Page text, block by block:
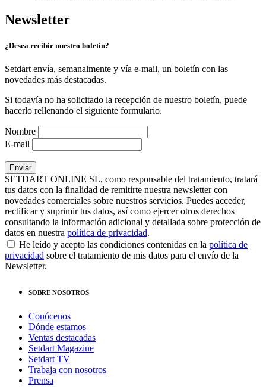
Newsletter
¿Desea recibir nuestro boletín?
Setdart envía, semanalmente y vía e-mail, un boletín con las
novedades más destacadas.
Si todavía no ha solicitado la recepción de nuestro boletín, puede
hacerlo rellenando el siguiente formulario.
Nombre
E-mail
SETDART ONLINE SL, como responsable del tratamiento, tratará
tus datos con la finalidad de remitirte nuestra newsletter con
novedades comerciales sobre nuestros servicios. Puedes acceder,
rectificar y suprimir tus datos, así como ejercer otros derechos
consultando la información adicional y detallada sobre protección de
datos en nuestra política de privacidad.
He leído y acepto las condiciones contenidas en la política de
privacidad sobre el tratamiento de mis datos para el envío de la
Newsletter.
SOBRE NOSOTROS
Conócenos
Dónde estamos
Ventas destacadas
Setdart Magazine
Setdart TV
Trabaja con nosotros
Prensa